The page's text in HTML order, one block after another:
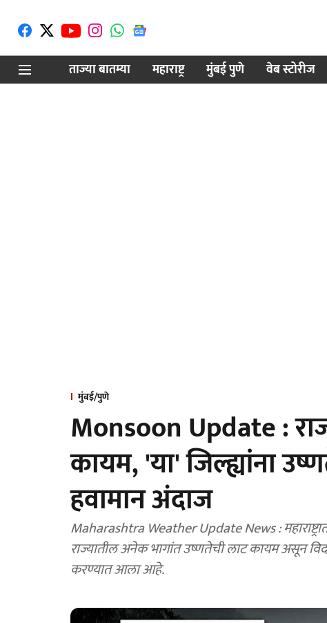
ताज्या बातम्या
महाराष्ट्र मुंबई पुणे वेब स्टोरीज
मुंबई/पुणे
Monsoon Update :
कायम, 'या' जिल्ह्यांना
हवामान अंदाज
Maharashtra Weather Update News :
राज्यातील अनेक भागांत उष्णतेची लाट कायम असून
करण्यात आला आहे.